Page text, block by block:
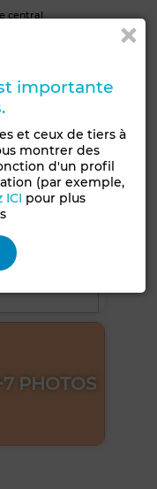
central
PHOTOS
importante
et ceux de tiers à
montrer des
d'un profil
(par exemple,
ICI pour plus